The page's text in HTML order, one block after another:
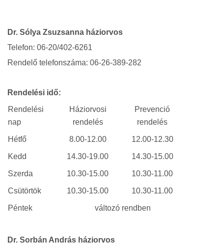
Dr. Sólya Zsuzsanna háziorvos
Telefon: 06-20/402-6261
Rendelő telefonszáma: 06-26-389-282
Rendelési idő:
Rendelési
nap
Háziorvosi
rendelés
Prevenció
rendelés
Hétfő 8.00-12.00 12.00-12.30
Kedd 14.30-19.00 14.30-15.00
Szerda 10.30-15.00 10.30-11.00
Csütörtök 10.30-15.00 10.30-11.00
Péntek változó rendben
Dr. Sorbán András háziorvos